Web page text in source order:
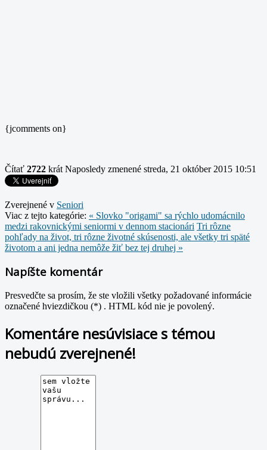
{jcomments on}
Čítať 2722 krát Naposledy zmenené streda, 21 október 2015 10:51
Zverejnené v Seniori
Viac z tejto kategórie: « Slovko "origami" sa rýchlo udomácnilo
medzi rakovnickými seniormi v dennom stacionári Tri rôzne
pohľady na život, tri rôzne životné skúsenosti, ale všetky tri späté
životom a ani jedna nemôže žiť bez tej druhej »
Napíšte komentár
Presvedčte sa prosím, že ste vložili všetky požadované informácie
označené hviezdičkou (*) . HTML kód nie je povolený.
Komentáre nesúvisiace s témou
nebudú zverejnené!